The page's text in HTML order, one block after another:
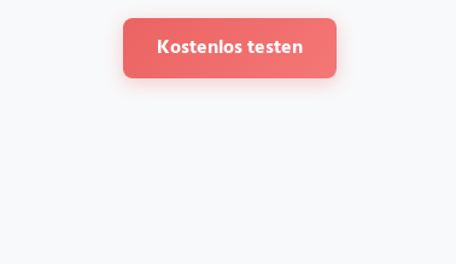
Kostenlos testen